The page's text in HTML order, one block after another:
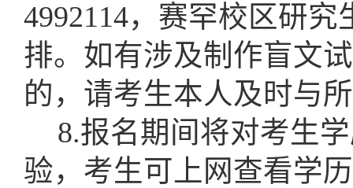
4992114，赛罕校区研
排。如有涉及制作盲文
的，请考生本人及时与
8.报名期间将对考生
验，考生可上网查看学